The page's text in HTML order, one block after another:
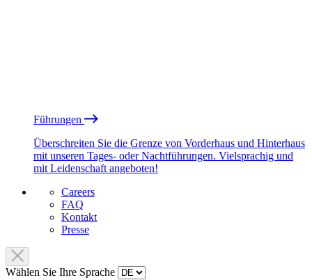
Führungen
Überschreiten Sie die Grenze von Vorderhaus und Hinterhaus
mit unseren Tages- oder Nachtführungen. Vielsprachig und
mit Leidenschaft angeboten!
Careers
FAQ
Kontakt
Presse
Wählen Sie Ihre Sprache